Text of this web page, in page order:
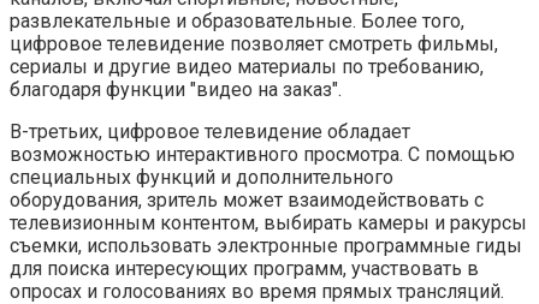
развлекательные и образовательные. Более того,
цифровое телевидение позволяет смотреть фильмы,
сериалы и другие видео материалы по требованию,
благодаря функции "видео на заказ".
В-третьих, цифровое телевидение обладает
возможностью интерактивного просмотра. С помощью
специальных функций и дополнительного
оборудования, зритель может взаимодействовать с
телевизионным контентом, выбирать камеры и ракурсы
съемки, использовать электронные программные гиды
для поиска интересующих программ, участвовать в
опросах и голосованиях во время прямых трансляций.